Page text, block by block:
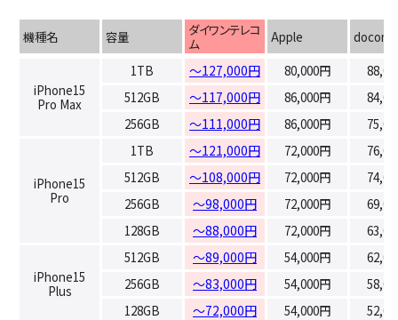
機種名 容量
ダイワンテレコ
ム
Apple docomo
iPhone15
Pro Max
1TB ～127,000円 80,000円
512GB
～117,000円 86,000円
256GB
～111,000円 86,000円
iPhone15
Pro
1TB ～121,000円 72,000円
512GB
～108,000円 72,000円
256GB
～98,000円 72,000円
128GB
～88,000円 72,000円
iPhone15
Plus
512GB ～89,000円 54,000円
256GB
～83,000円 54,000円
128GB
～72,000円 54,000円